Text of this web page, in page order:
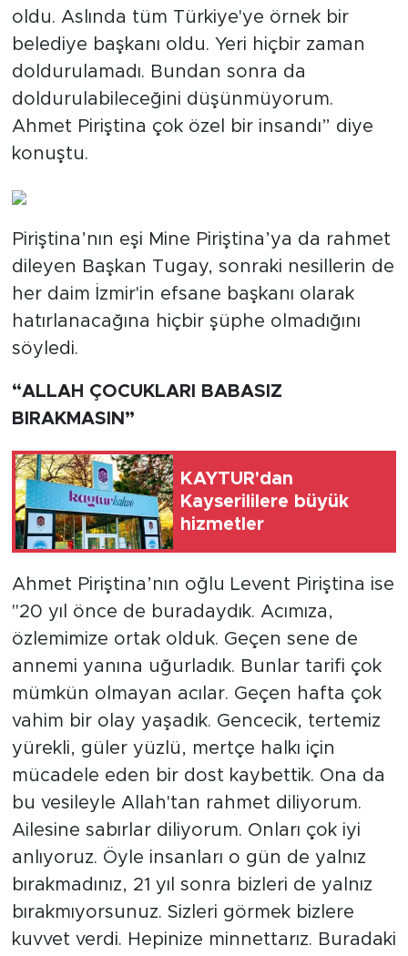
oldu. Aslında tüm Türkiye'ye örnek bir
belediye başkanı oldu. Yeri hiçbir zaman
doldurulamadı. Bundan sonra da
doldurulabileceğini düşünmüyorum.
Ahmet Piriştina çok özel bir insandı” diye
konuştu.
Piriştina’nın eşi Mine Piriştina’ya da rahmet
dileyen Başkan Tugay, sonraki nesillerin de
her daim İzmir'in efsane başkanı olarak
hatırlanacağına hiçbir şüphe olmadığını
söyledi.
“ALLAH ÇOCUKLARI BABASIZ
BIRAKMASIN”
KAYTUR'dan
Kayserililere büyük
hizmetler
Ahmet Piriştina’nın oğlu Levent Piriştina ise
"20 yıl önce de buradaydık. Acımıza,
özlemimize ortak olduk. Geçen sene de
annemi yanına uğurladık. Bunlar tarifi çok
mümkün olmayan acılar. Geçen hafta çok
vahim bir olay yaşadık. Gencecik, tertemiz
yürekli, güler yüzlü, mertçe halkı için
mücadele eden bir dost kaybettik. Ona da
bu vesileyle Allah'tan rahmet diliyorum.
Ailesine sabırlar diliyorum. Onları çok iyi
anlıyoruz. Öyle insanları o gün de yalnız
bırakmadınız, 21 yıl sonra bizleri de yalnız
bırakmıyorsunuz. Sizleri görmek bizlere
kuvvet verdi. Hepinize minnettarız. Buradaki